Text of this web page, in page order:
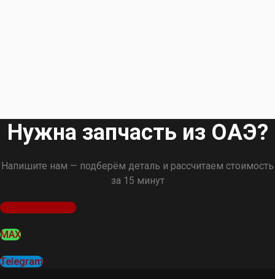
Нужна запчасть из ОАЭ?
Напишите нам — подберём деталь и рассчитаем стоимость
за 15 минут
Оставить заявку
MAX
Telegram